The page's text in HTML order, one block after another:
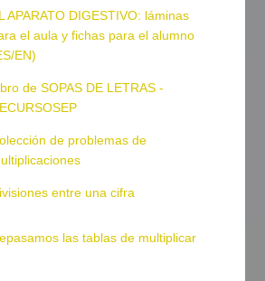
APARATO DIGESTIVO: láminas
el aula y fichas para el alumno
EN)
de SOPAS DE LETRAS -
de problemas de
entre una cifra
las tablas de multiplicar